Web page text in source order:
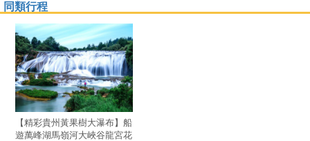
同類行程
【精彩貴州黃果樹大瀑布】船
遊萬峰湖馬嶺河大峽谷龍宮花